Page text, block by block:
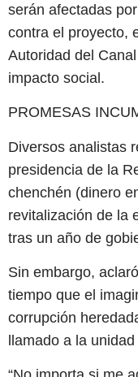
serán afectadas
contra el proyecto,
Autoridad del
impacto social.
PROMESAS
Diversos analistas
presidencia de la
chenchén (dinero
revitalización de la
tras un año de
Sin embargo,
tiempo que el
corrupción
llamado a la